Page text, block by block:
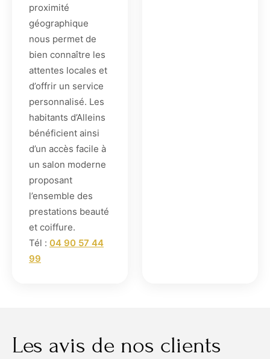
proximité
géographique
nous permet de
bien connaître les
attentes locales et
d’offrir un service
personnalisé. Les
habitants d’Alleins
bénéficient ainsi
d’un accès facile à
un salon moderne
proposant
l’ensemble des
prestations beauté
et coiffure.
Tél : 04 90 57 44
99
Les avis de nos clients